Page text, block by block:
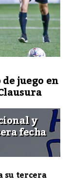
juego en
y
fecha
su tercera